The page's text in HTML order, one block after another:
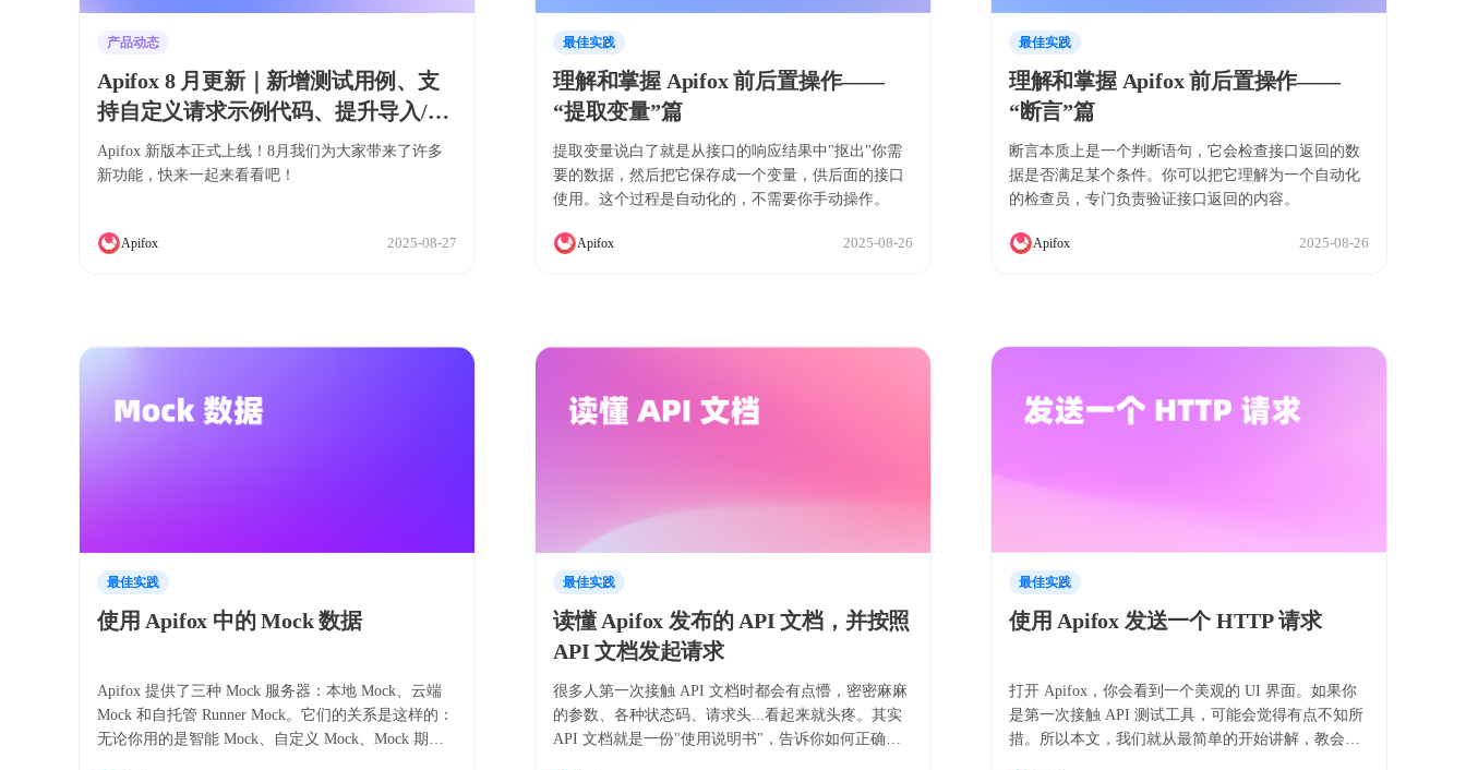
产品动态
Apifox 8 月更新｜新增测试用例、支
持自定义请求示例代码、提升导入/导
出 OpenAPI/Swagger 数据的兼容性
Apifox 新版本正式上线！8月我们为大家带来了许多
新功能，快来一起来看看吧！
Apifox 2025-08-27
最佳实践
理解和掌握 Apifox 前后置操作——
“提取变量”篇
提取变量说白了就是从接口的响应结果中"抠出"你需
要的数据，然后把它保存成一个变量，供后面的接口
使用。这个过程是自动化的，不需要你手动操作。
Apifox 2025-08-26
最佳实践
理解和掌握 Apifox 前后置操作——
“断言”篇
断言本质上是一个判断语句，它会检查接口返回的数
据是否满足某个条件。你可以把它理解为一个自动化
的检查员，专门负责验证接口返回的内容。
Apifox 2025-08-26
最佳实践
使用 Apifox 中的 Mock 数据
Apifox 提供了三种 Mock 服务器：本地 Mock、云端
Mock 和自托管 Runner Mock。它们的关系是这样的：
无论你用的是智能 Mock、自定义 Mock、Mock 期望
最佳实践
读懂 Apifox 发布的 API 文档，并按照
API 文档发起请求
很多人第一次接触 API 文档时都会有点懵，密密麻麻
的参数、各种状态码、请求头...看起来就头疼。其实
API 文档就是一份"使用说明书"，告诉你如何正确地
最佳实践
使用 Apifox 发送一个 HTTP 请求
打开 Apifox，你会看到一个美观的 UI 界面。如果你
是第一次接触 API 测试工具，可能会觉得有点不知所
措。所以本文，我们就从最简单的开始讲解，教会你